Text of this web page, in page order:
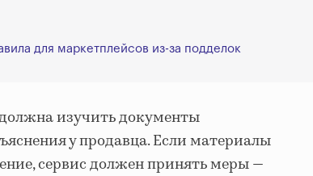
для маркетплейсов из-за подделок
изучить документы
у продавца. Если материалы
сервис должен принять меры —